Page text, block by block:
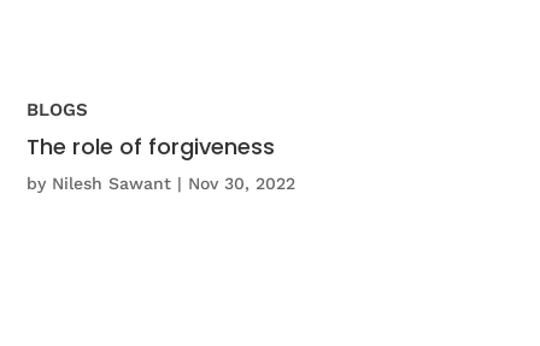
BLOGS
The role of forgiveness
by Nilesh Sawant | Nov 30, 2022